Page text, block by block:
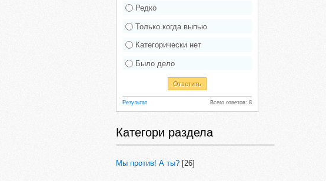
Редко
Только когда выпью
Категорически нет
Было дело
Результат Всего ответов: 8
Категори раздела
Мы против! А ты? [26]